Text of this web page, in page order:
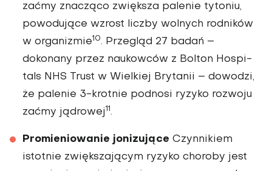
zaćmy znacząco zwiększa palenie tytoniu,
powodujące wzrost liczby wolnych rodników
w organizmie10. Przegląd 27 badań –
dokonany przez naukowców z Bolton Hospi­
tals NHS Trust w Wielkiej Brytanii – dowodzi,
że pale­nie 3-krotnie podnosi ryzyko rozwoju
zaćmy jądrowej11.
Promieniowanie jonizujące Czynnikiem
istotnie zwięk­szającym ryzyko choroby jest